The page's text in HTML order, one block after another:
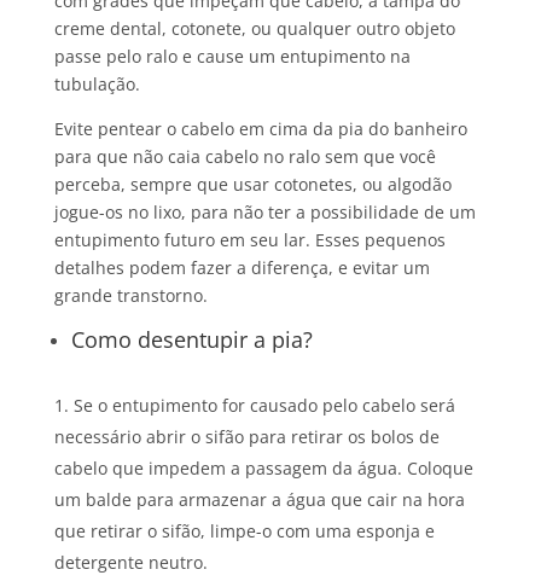
creme dental, cotonete, ou qualquer outro objeto
passe pelo ralo e cause um entupimento na
tubulação.
Evite pentear o cabelo em cima da pia do banheiro
para que não caia cabelo no ralo sem que você
perceba, sempre que usar cotonetes, ou algodão
jogue-os no lixo, para não ter a possibilidade de um
entupimento futuro em seu lar. Esses pequenos
detalhes podem fazer a diferença, e evitar um
grande transtorno.
Como desentupir a pia?
Se o entupimento for causado pelo cabelo será
necessário abrir o sifão para retirar os bolos de
cabelo que impedem a passagem da água. Coloque
um balde para armazenar a água que cair na hora
que retirar o sifão, limpe-o com uma esponja e
detergente neutro.